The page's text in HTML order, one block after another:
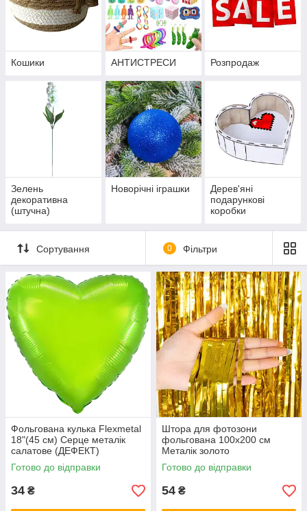
Кошики АНТИСТРЕСИ Розпродаж
Зелень
декоративна
(штучна)
Новорічні іграшки
Дерев'яні
подарункові
коробки
Сортування 0 Фільтри
Фольгована кулька Flexmetal
18"(45 см) Серце металік
салатове (ДЕФЕКТ)
Готово до відправки
34 ₴
Штора для фотозони
фольгована 100х200 см
Металік золото
Готово до відправки
54 ₴